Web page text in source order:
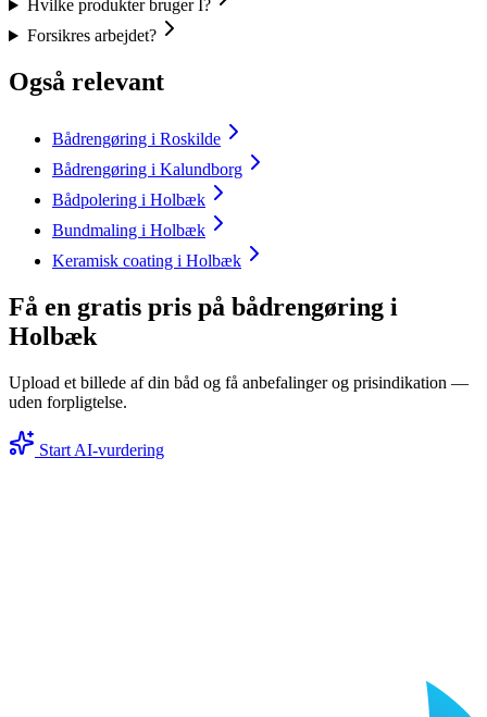
Hvilke produkter bruger I?
Forsikres arbejdet?
Også relevant
Bådrengøring i Roskilde
Bådrengøring i Kalundborg
Bådpolering i Holbæk
Bundmaling i Holbæk
Keramisk coating i Holbæk
Få en gratis pris på bådrengøring i
Holbæk
Upload et billede af din båd og få anbefalinger og prisindikation —
uden forpligtelse.
Start AI-vurdering